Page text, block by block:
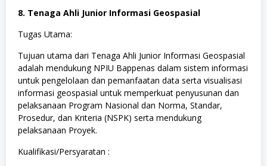
8. Tenaga Ahli Junior Informasi Geospasial
Tugas Utama:
Tujuan utama dari Tenaga Ahli Junior Informasi Geospasial
adalah mendukung NPIU Bappenas dalam sistem informasi
untuk pengelolaan dan pemanfaatan data serta visualisasi
informasi geospasial untuk memperkuat penyusunan dan
pelaksanaan Program Nasional dan Norma, Standar,
Prosedur, dan Kriteria (NSPK) serta mendukung
pelaksanaan Proyek.
Kualifikasi/Persyaratan :